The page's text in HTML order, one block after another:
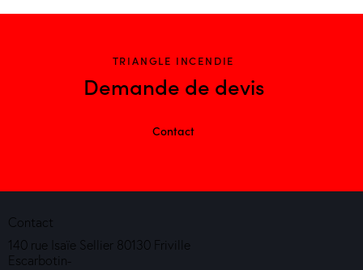
TRIANGLE INCENDIE
Demande de devis
Contact
Contact
140 rue Isaïe Sellier 80130 Friville
Escarbotin-